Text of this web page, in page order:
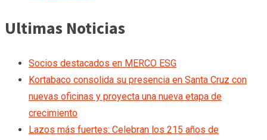
Ultimas Noticias
Socios destacados en MERCO ESG
Kortabaco consolida su presencia en Santa Cruz con
nuevas oficinas y proyecta una nueva etapa de
crecimiento
Lazos más fuertes: Celebran los 215 años de